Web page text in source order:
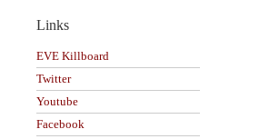
Links
EVE Killboard
Twitter
Youtube
Facebook